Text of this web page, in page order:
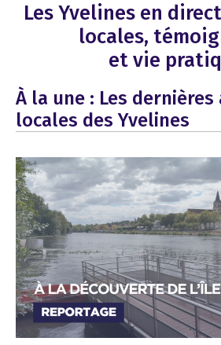
Les Yvelines en
locales,
et vie
À la une : Les
locales des Yvelines